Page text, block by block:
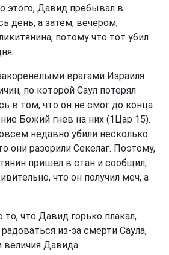
этого, Давид пребывал в
день, а затем, вечером,
потому что тот убил
врагами Израиля
по которой Саул потерял
в том, что он не смог до конца
Божий гнев на них (1Цар 15).
недавно убили несколько
они разорили Секелаг. Поэтому,
пришел в стан и сообщил,
что он получил меч, а
что Давид горько плакал,
из-за смерти Саула,
величия Давида.